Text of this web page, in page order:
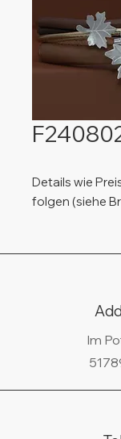
Details wie
folgen (siehe
Im